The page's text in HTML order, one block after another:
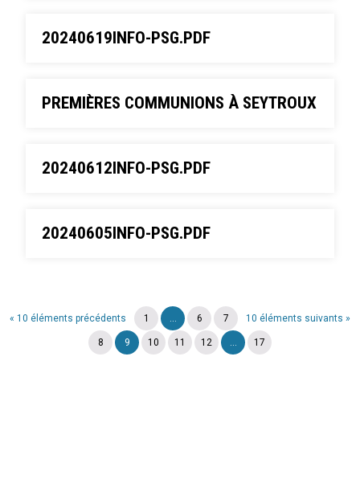
20240619INFO-PSG.PDF
PREMIÈRES COMMUNIONS À SEYTROUX
20240612INFO-PSG.PDF
20240605INFO-PSG.PDF
« 10 éléments précédents 10 éléments suivants »
1 ... 6 7
8 9 10 11 12 ... 17